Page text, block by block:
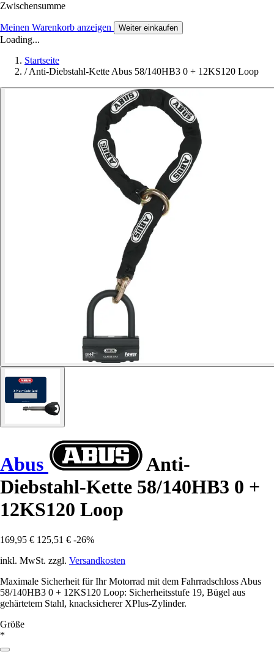
Zwischensumme
Meinen Warenkorb anzeigen Weiter einkaufen
Loading...
Startseite
/ Anti-Diebstahl-Kette Abus 58/140HB3 0 + 12KS120 Loop
Abus
Anti-
Diebstahl-Kette 58/140HB3 0 +
12KS120 Loop
169,95 € 125,51 € -26%
inkl. MwSt. zzgl. Versandkosten
Maximale Sicherheit für Ihr Motorrad mit dem Fahrradschloss Abus
58/140HB3 0 + 12KS120 Loop: Sicherheitsstufe 19, Bügel aus
gehärtetem Stahl, knacksicherer XPlus-Zylinder.
Größe
*